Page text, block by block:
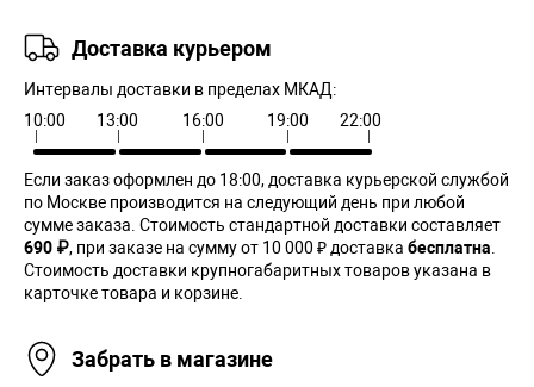
Доставка курьером
Интервалы доставки в пределах МКАД:
10:00
13:00 16:00 19:00 22:00
Если заказ оформлен до 18:00, доставка курьерской службой
по Москве производится на следующий день при любой
сумме заказа. Cтоимость стандартной доставки составляет
690 ₽, при заказе на сумму от 10 000 ₽ доставка бесплатна.
Стоимость доставки крупногабаритных товаров указана в
карточке товара и корзине.
Забрать в магазине